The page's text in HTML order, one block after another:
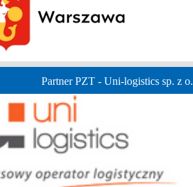
Partner PZT - Uni-logistics sp. z